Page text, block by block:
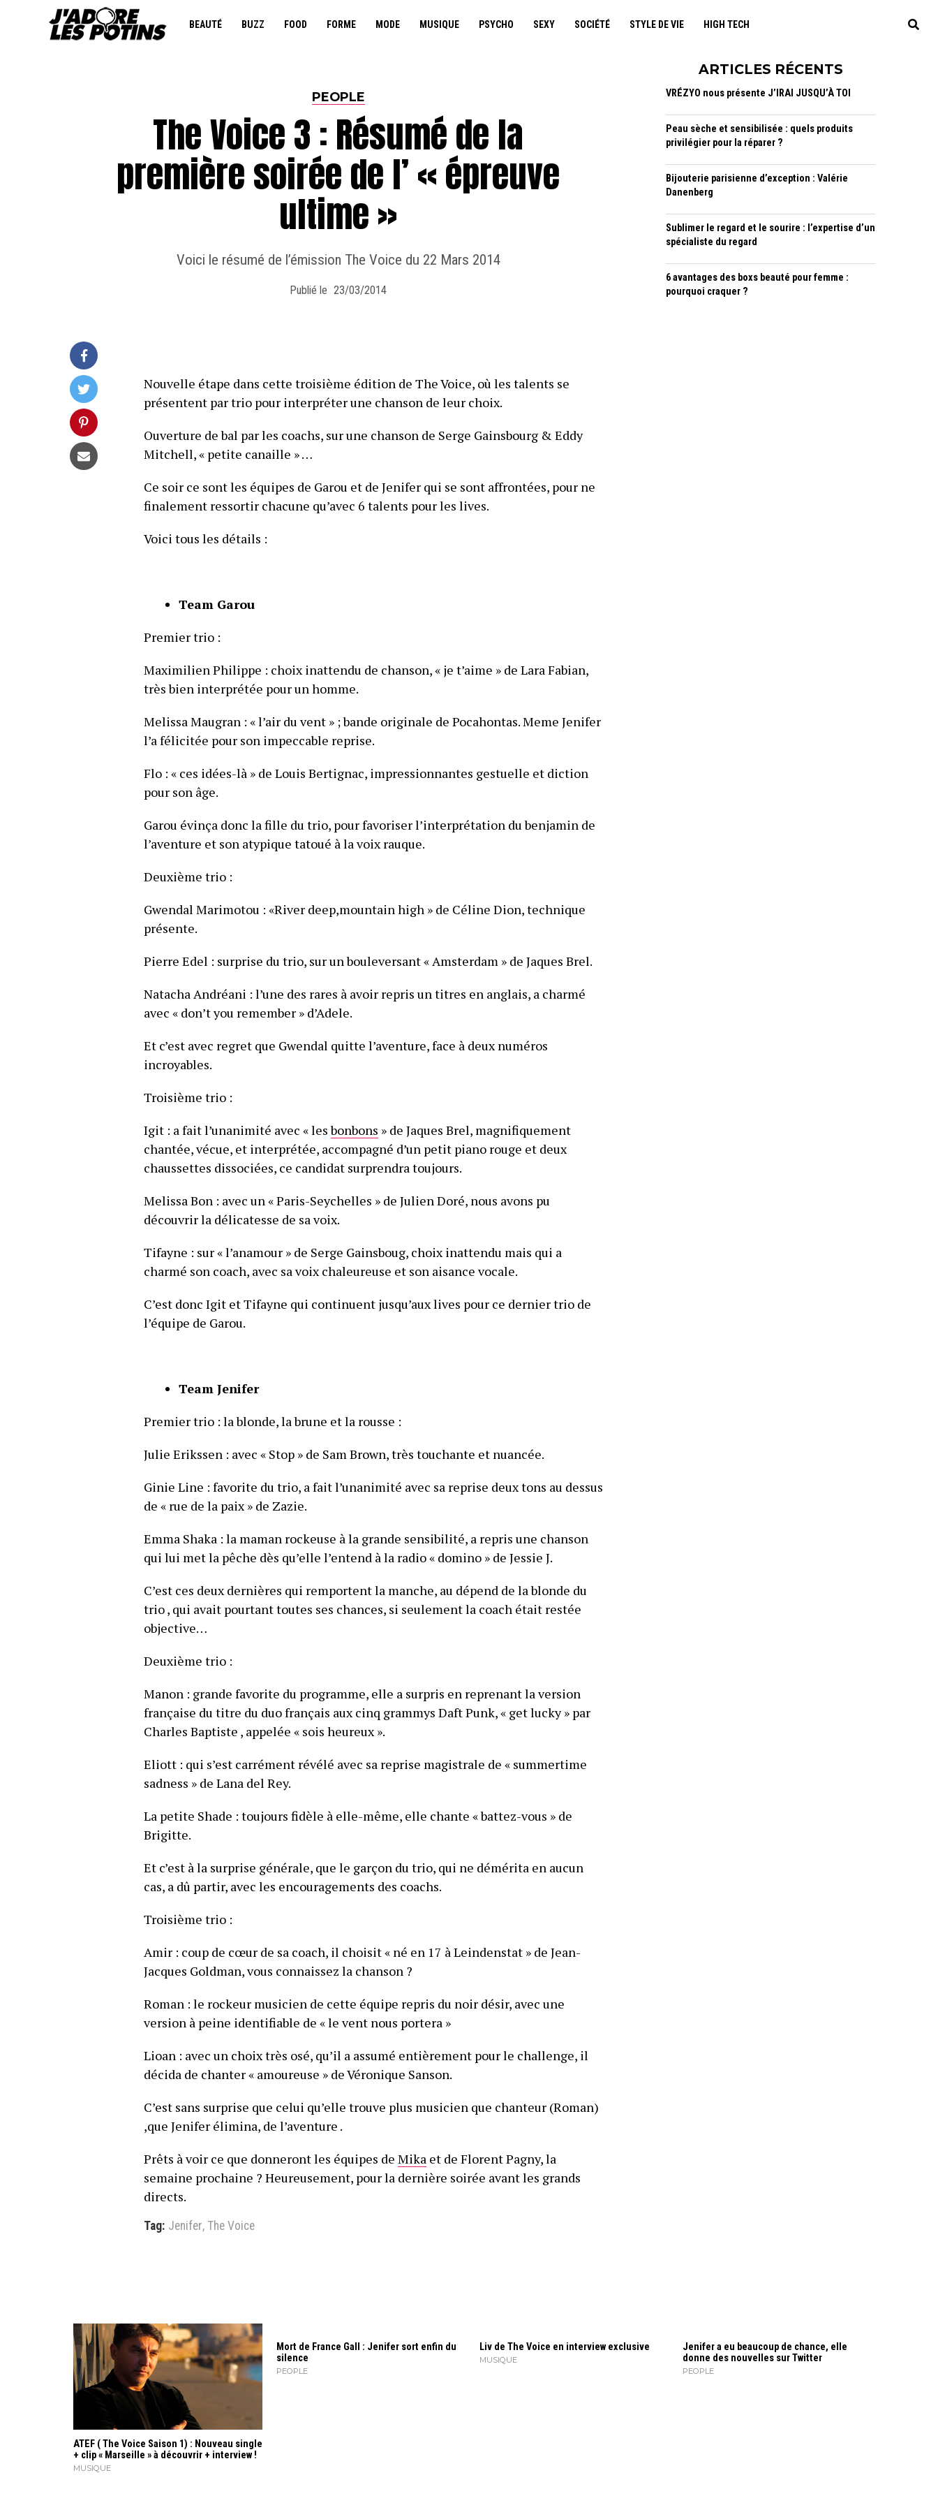
BEAUTÉ BUZZ FOOD FORME MODE MUSIQUE PSYCHO SEXY SOCIÉTÉ STYLE DE VIE HIGH TECH
PEOPLE
The Voice 3 : Résumé de la
première soirée de l’ « épreuve
ultime »
Voici le résumé de l’émission The Voice du 22 Mars 2014
Publié le 23/03/2014
Nouvelle étape dans cette troisième édition de The Voice, où les talents se
présentent par trio pour interpréter une chanson de leur choix.
Ouverture de bal par les coachs, sur une chanson de Serge Gainsbourg & Eddy
Mitchell, « petite canaille » …
Ce soir ce sont les équipes de Garou et de Jenifer qui se sont affrontées, pour ne
finalement ressortir chacune qu’avec 6 talents pour les lives.
Voici tous les détails :
Team Garou
Premier trio :
Maximilien Philippe : choix inattendu de chanson, « je t’aime » de Lara Fabian,
très bien interprétée pour un homme.
Melissa Maugran : « l’air du vent » ; bande originale de Pocahontas. Meme Jenifer
l’a félicitée pour son impeccable reprise.
Flo : « ces idées-là » de Louis Bertignac, impressionnantes gestuelle et diction
pour son âge.
Garou évinça donc la fille du trio, pour favoriser l’interprétation du benjamin de
l’aventure et son atypique tatoué à la voix rauque.
Deuxième trio :
Gwendal Marimotou : «River deep,mountain high » de Céline Dion, technique
présente.
Pierre Edel : surprise du trio, sur un bouleversant « Amsterdam » de Jaques Brel.
Natacha Andréani : l’une des rares à avoir repris un titres en anglais, a charmé
avec « don’t you remember » d’Adele.
Et c’est avec regret que Gwendal quitte l’aventure, face à deux numéros
incroyables.
Troisième trio :
Igit : a fait l’unanimité avec « lesbonbons » de Jaques Brel, magnifiquement
chantée, vécue, et interprétée, accompagné d’un petit piano rouge et deux
chaussettes dissociées, ce candidat surprendra toujours.
Melissa Bon : avec un « Paris-Seychelles » de Julien Doré, nous avons pu
découvrir la délicatesse de sa voix.
Tifayne : sur « l’anamour » de Serge Gainsboug, choix inattendu mais qui a
charmé son coach, avec sa voix chaleureuse et son aisance vocale.
C’est donc Igit et Tifayne qui continuent jusqu’aux lives pour ce dernier trio de
l’équipe de Garou.
Team Jenifer
Premier trio : la blonde, la brune et la rousse :
Julie Erikssen : avec « Stop » de Sam Brown, très touchante et nuancée.
Ginie Line : favorite du trio, a fait l’unanimité avec sa reprise deux tons au dessus
de « rue de la paix » de Zazie.
Emma Shaka : la maman rockeuse à la grande sensibilité, a repris une chanson
qui lui met la pêche dès qu’elle l’entend à la radio « domino » de Jessie J.
C’est ces deux dernières qui remportent la manche, au dépend de la blonde du
trio , qui avait pourtant toutes ses chances, si seulement la coach était restée
objective…
Deuxième trio :
Manon : grande favorite du programme, elle a surpris en reprenant la version
française du titre du duo français aux cinq grammys Daft Punk, « get lucky » par
Charles Baptiste , appelée « sois heureux ».
Eliott : qui s’est carrément révélé avec sa reprise magistrale de « summertime
sadness » de Lana del Rey.
La petite Shade : toujours fidèle à elle-même, elle chante « battez-vous » de
Brigitte.
Et c’est à la surprise générale, que le garçon du trio, qui ne démérita en aucun
cas, a dû partir, avec les encouragements des coachs.
Troisième trio :
Amir : coup de cœur de sa coach, il choisit « né en 17 à Leindenstat » de Jean-
Jacques Goldman, vous connaissez la chanson ?
Roman : le rockeur musicien de cette équipe repris du noir désir, avec une
version à peine identifiable de « le vent nous portera »
Lioan : avec un choix très osé, qu’il a assumé entièrement pour le challenge, il
décida de chanter « amoureuse » de Véronique Sanson.
C’est sans surprise que celui qu’elle trouve plus musicien que chanteur (Roman)
,que Jenifer élimina, de l’aventure .
Prêts à voir ce que donneront les équipes de Mikaet de Florent Pagny, la
semaine prochaine ? Heureusement, pour la dernière soirée avant les grands
directs.
Tag: Jenifer, The Voice
ARTICLES RÉCENTS
VRÉZYO nous présente J’IRAI JUSQU’À TOI
Peau sèche et sensibilisée : quels produits
privilégier pour la réparer ?
Bijouterie parisienne d’exception : Valérie
Danenberg
Sublimer le regard et le sourire : l’expertise d’un
spécialiste du regard
6 avantages des boxs beauté pour femme :
pourquoi craquer ?
ATEF ( The Voice Saison 1) : Nouveau single
+ clip « Marseille » à découvrir + interview !
MUSIQUE
Mort de France Gall : Jenifer sort enfin du
silence
PEOPLE
Liv de The Voice en interview exclusive
MUSIQUE
Jenifer a eu beaucoup de chance, elle
donne des nouvelles sur Twitter
PEOPLE